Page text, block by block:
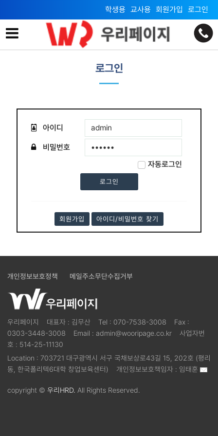
학생용 교사용 회원가입 로그인
로그인
로그인
로그인
아이디
비밀번호
자동로그인
회원가입 아이디/비밀번호 찾기
개인정보보호정책 메일주소무단수집거부
우리페이지 대표자 : 김무산 Tel : 070-7538-3008
Fax :
0303-3448-3008
Email : admin@wooripage.co.kr
사업자번
호 : 514-25-11130
Location : 703721 대구광역시 서구 국채보상로43길 15, 202호 (평리
동, 한국폴리텍6대학 창업보육센터)
개인정보보호책임자 : 임태훈
copyright © 우리HRD. All Rights Reserved.